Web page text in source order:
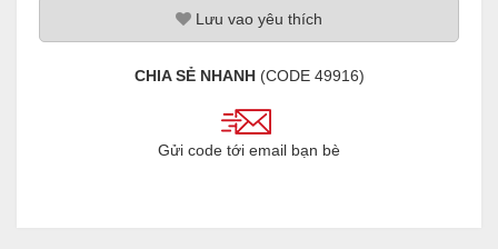
Lưu vao yêu thích
CHIA SẺ NHANH(CODE 49916)
Gửi code tới email bạn bè